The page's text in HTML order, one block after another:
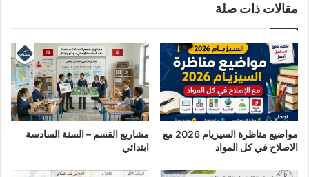
مقالات ذات صلة
مواضيع مناظرة السيزيام 2026 مع
الاصلاح في كل المواد
مشاريع القسم – السنة السادسة
ابتدائي